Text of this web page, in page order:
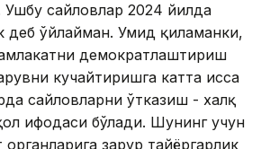
Ушбу сайловлар 2024 йилда
деб ўйлайман. Умид қиламанки,
демократлаштириш
кучайтиришга катта ҳисса
сайловларни ўтказиш - халқ
ифодаси бўлади. Шунинг учун
зарур тайёргарлик